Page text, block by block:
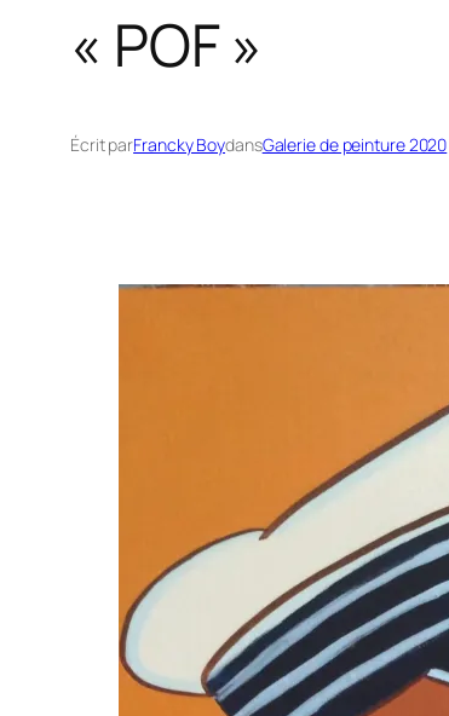
« POF »
Écrit parFrancky BoydansGalerie de peinture 2020